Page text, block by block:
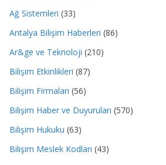
Ağ Sistemleri (33)
Antalya Bilişim Haberleri (86)
Ar&ge ve Teknoloji (210)
Bilişim Etkinlikleri (87)
Bilişim Firmaları (56)
Bilişim Haber ve Duyuruları (570)
Bilişim Hukuku (63)
Bilişim Meslek Kodları (43)